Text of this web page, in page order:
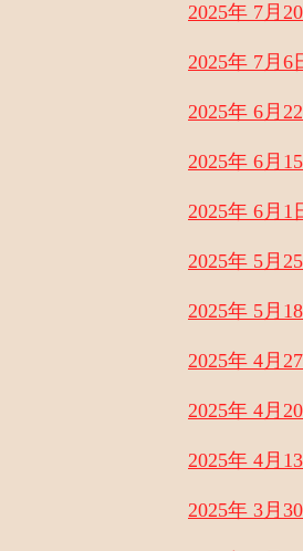
2025年 7月
2025年 7月
2025年 6月
2025年 6月
2025年 6月
2025年 5月
2025年 5月
2025年 4月
2025年 4月
2025年 4月
2025年 3月